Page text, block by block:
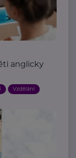
anglicky
Vzdělání